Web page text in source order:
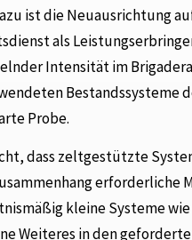
ist die Neuausrichtung
als
Intensität im
Bestandssysteme
Probe.
dass zeltgestützte
kleine Systeme
Weiteres in den